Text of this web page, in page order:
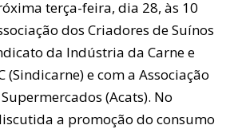
terça-feira, dia 28, às 10
dos Criadores de Suínos
da Indústria da Carne e
(Sindicarne) e com a Associação
(Acats). No
a promoção do consumo